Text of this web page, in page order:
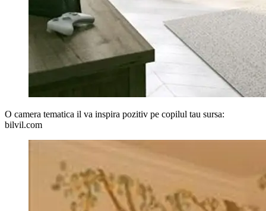
O camera tematica il va inspira pozitiv pe copilul tau sursa:
bilvil.com